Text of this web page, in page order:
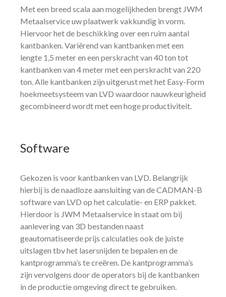
Met een breed scala aan mogelijkheden brengt JWM
Metaalservice uw plaatwerk vakkundig in vorm.
Hiervoor het de beschikking over een ruim aantal
kantbanken. Variërend van kantbanken met een
lengte 1,5 meter en een perskracht van 40 ton tot
kantbanken van 4 meter met een perskracht van 220
ton. Alle kantbanken zijn uitgerust met het Easy-Form
hoekmeetsysteem van LVD waardoor nauwkeurigheid
gecombineerd wordt met een hoge productiviteit.
Software
Gekozen is voor kantbanken van LVD. Belangrijk
hierbij is de naadloze aansluiting van de CADMAN-B
software van LVD op het calculatie- en ERP pakket.
Hierdoor is JWM Metaalservice in staat om bij
aanlevering van 3D bestanden naast
geautomatiseerde prijs calculaties ook de juiste
uitslagen tbv het lasersnijden te bepalen en de
kantprogramma’s te creëren. De kantprogramma’s
zijn vervolgens door de operators bij de kantbanken
in de productie omgeving direct te gebruiken.